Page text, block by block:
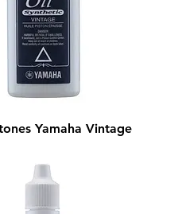
Yamaha Vintage